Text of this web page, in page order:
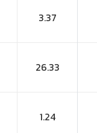
3.37
26.33
1.24